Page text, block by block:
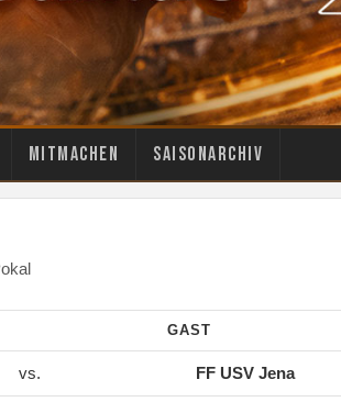
Mitmachen Saisonarchiv
GAST
vs. FF USV Jena